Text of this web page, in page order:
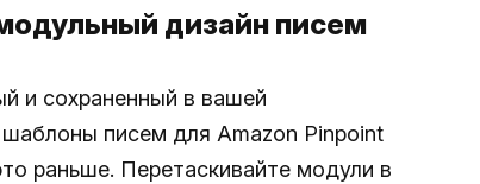
дизайн писем
и сохраненный в вашей
писем для Amazon Pinpoint
раньше. Перетаскивайте модули в